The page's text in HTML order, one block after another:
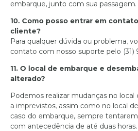
embarque, junto com sua passagem.
10. Como posso entrar em
cliente?
Para qualquer dúvida ou problema,
contato com nosso suporte pelo (31)
11. O local de embarque e
alterado?
Podemos realizar mudanças no
a imprevistos, assim como no local
caso do embarque, sempre
com antecedência de até duas